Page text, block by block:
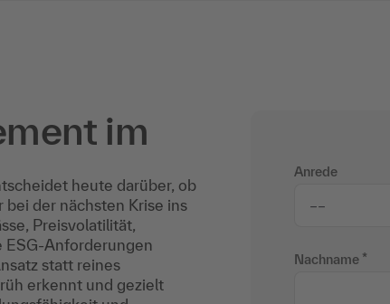
im
heute darüber, ob
der nächsten Krise ins
Preisvolatilität,
ESG-Anforderungen
statt reines
erkennt und gezielt
Anrede
Nachname